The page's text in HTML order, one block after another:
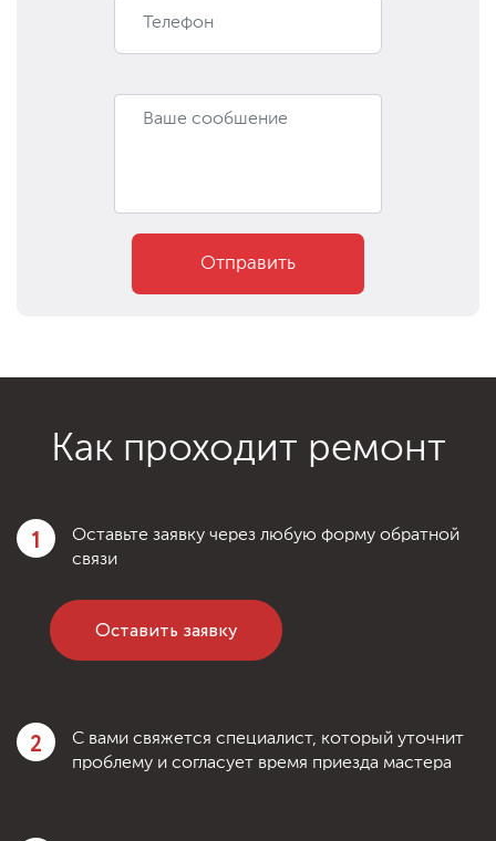
Отправить
Как проходит ремонт
1
Оставьте заявку через любую форму обратной
связи
Оставить заявку
2
С вами свяжется специалист, который уточнит
проблему и согласует время приезда мастера